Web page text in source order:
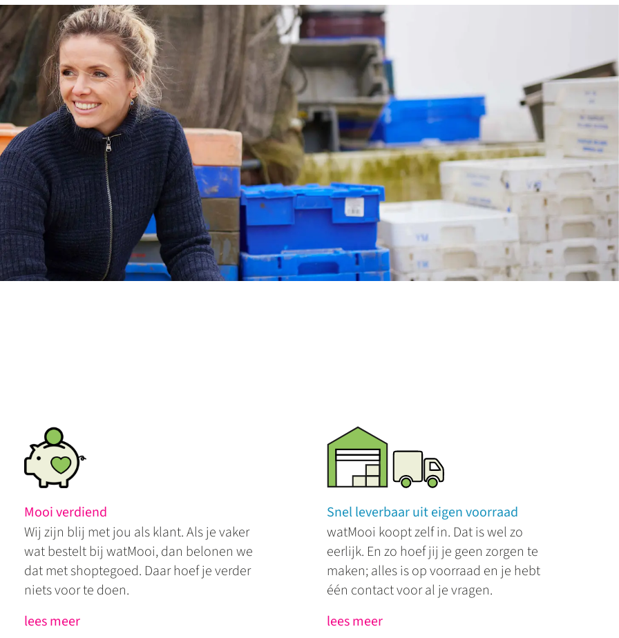
Mooi verdiend
Wij zijn blij met jou als klant. Als je vaker
wat bestelt bij watMooi, dan belonen we
dat met shoptegoed. Daar hoef je verder
niets voor te doen.
lees meer
Snel leverbaar uit eigen voorraad
watMooi koopt zelf in. Dat is wel zo
eerlijk. En zo hoef jij je geen zorgen te
maken; alles is op voorraad en je hebt
één contact voor al je vragen.
lees meer